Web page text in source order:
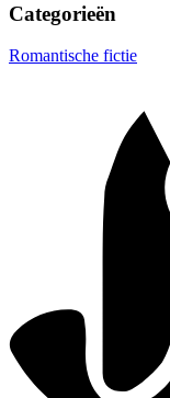
Categorieën
Romantische fictie